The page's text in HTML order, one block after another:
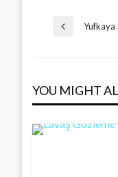
Post
Previous
Yufkaya
YOU MIGHT